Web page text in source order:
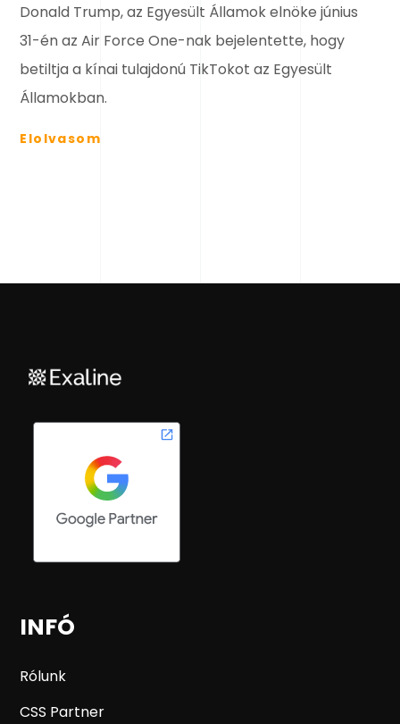
Donald Trump, az Egyesült Államok elnöke június
31-én az Air Force One-nak bejelentette, hogy
betiltja a kínai tulajdonú TikTokot az Egyesült
Államokban.
Elolvasom
INFÓ
Rólunk
CSS Partner